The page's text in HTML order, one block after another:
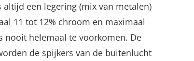
altijd een legering (mix van metalen)
11 tot 12% chroom en maximaal
nooit helemaal te voorkomen. De
de spijkers van de buitenlucht